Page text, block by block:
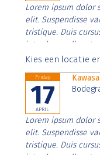
Lorem ipsum dolor
elit. Suspendisse
tristique. Duis
interdum nulla, ut
Aenean faucibus
Kies een locatie
Friday
17
APRIL
Lorem ipsum dolor
elit. Suspendisse
tristique. Duis
interdum nulla, ut